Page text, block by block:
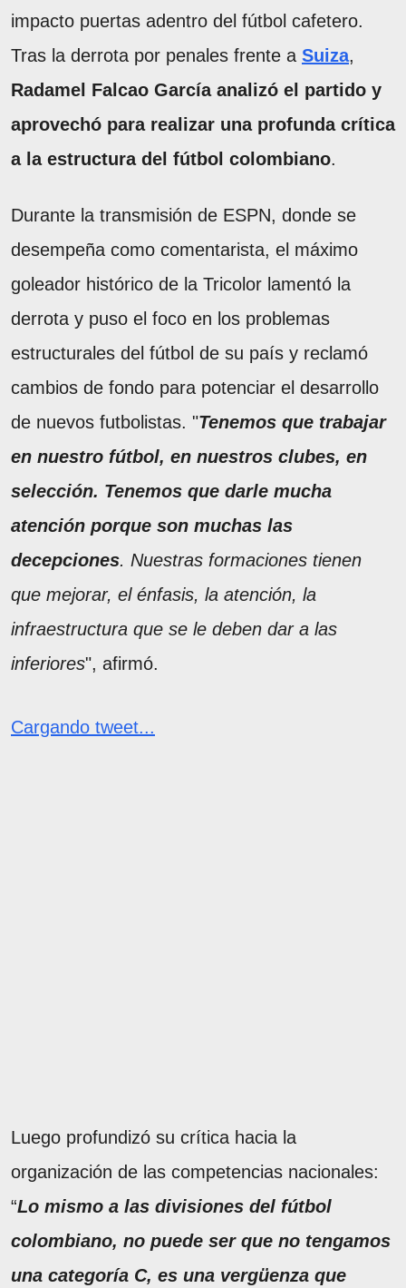
impacto puertas adentro del fútbol cafetero.
Tras la derrota por penales frente a Suiza,
Radamel Falcao García analizó el partido y
aprovechó para realizar una profunda crítica
a la estructura del fútbol colombiano.
Durante la transmisión de ESPN, donde se
desempeña como comentarista, el máximo
goleador histórico de la Tricolor lamentó la
derrota y puso el foco en los problemas
estructurales del fútbol de su país y reclamó
cambios de fondo para potenciar el desarrollo
de nuevos futbolistas. "Tenemos que trabajar
en nuestro fútbol, en nuestros clubes, en
selección. Tenemos que darle mucha
atención porque son muchas las
decepciones. Nuestras formaciones tienen
que mejorar, el énfasis, la atención, la
infraestructura que se le deben dar a las
inferiores", afirmó.
Cargando tweet...
Luego profundizó su crítica hacia la
organización de las competencias nacionales:
“Lo mismo a las divisiones del fútbol
colombiano, no puede ser que no tengamos
una categoría C, es una vergüenza que